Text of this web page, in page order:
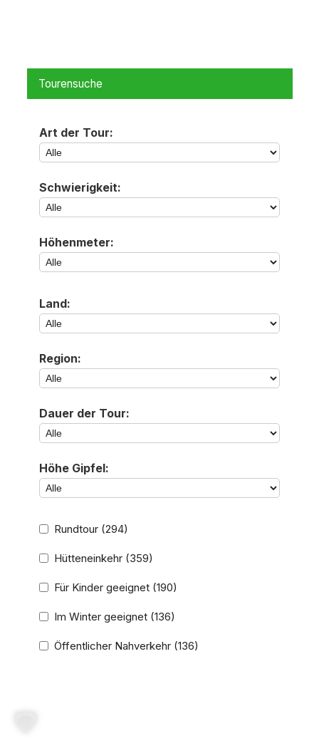
Tourensuche
Art der Tour:
Schwierigkeit:
Höhenmeter:
Land:
Region:
Dauer der Tour:
Höhe Gipfel:
Rundtour (294)
Hütteneinkehr (359)
Für Kinder geeignet (190)
Im Winter geeignet (136)
Öffentlicher Nahverkehr (136)